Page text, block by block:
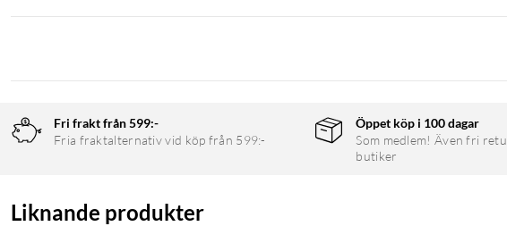
Fri frakt från 599:-
Fria fraktalternativ vid köp från 599:-
Öppet köp i 100 dagar
Som medlem! Även fri
butiker
Liknande produkter